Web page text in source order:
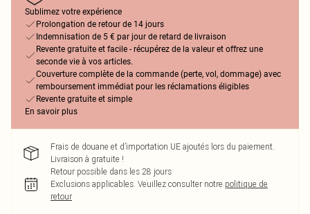
Sublimez votre expérience
Prolongation de retour de 14 jours
Indemnisation de 5 € par jour de retard de livraison
Revente gratuite et facile - récupérez de la valeur et offrez une
seconde vie à vos articles.
Couverture complète de la commande (perte, vol, dommage) avec
remboursement immédiat pour les réclamations éligibles
Revente gratuite et simple
En savoir plus
Frais de douane et d’importation UE ajoutés lors du paiement.
Livraison à gratuite !
Retour possible dans les 28 jours
Exclusions applicables. Veuillez consulter notre politique de
retour